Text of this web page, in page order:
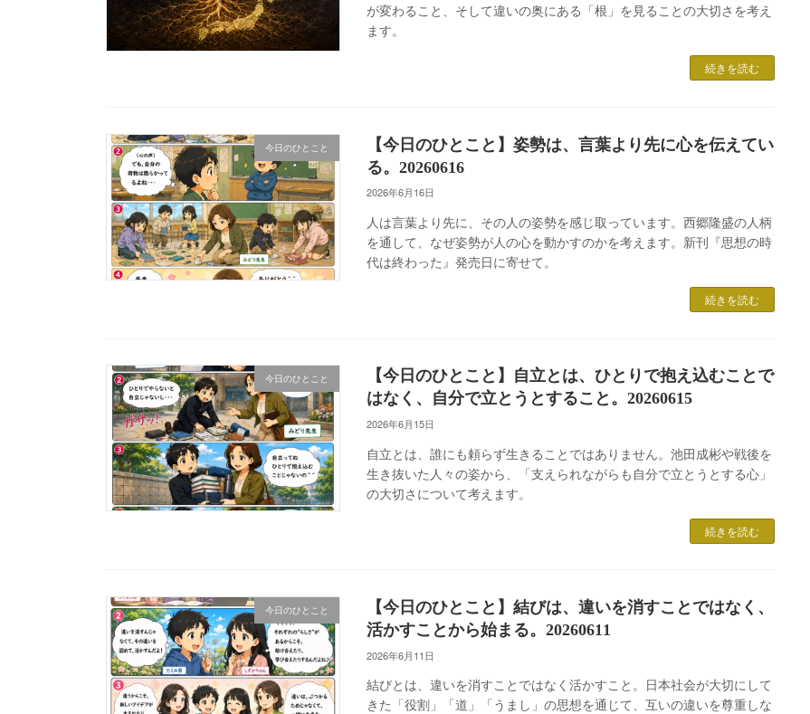
が変わること、そして違いの奥にある「根」を見ることの大切さを考え
ます。
続きを読む
今日のひとこと
【今日のひとこと】姿勢は、言葉より先に心を伝えてい
る。20260616
2026年6月16日
人は言葉より先に、その人の姿勢を感じ取っています。西郷隆盛の人柄
を通して、なぜ姿勢が人の心を動かすのかを考えます。新刊『思想の時
代は終わった』発売日に寄せて。
続きを読む
今日のひとこと
【今日のひとこと】自立とは、ひとりで抱え込むことで
はなく、自分で立とうとすること。20260615
2026年6月15日
自立とは、誰にも頼らず生きることではありません。池田成彬や戦後を
生き抜いた人々の姿から、「支えられながらも自分で立とうとする心」
の大切さについて考えます。
続きを読む
今日のひとこと
【今日のひとこと】結びは、違いを消すことではなく、
活かすことから始まる。20260611
2026年6月11日
結びとは、違いを消すことではなく活かすこと。日本社会が大切にして
きた「役割」「道」「うまし」の思想を通じて、互いの違いを尊重しな